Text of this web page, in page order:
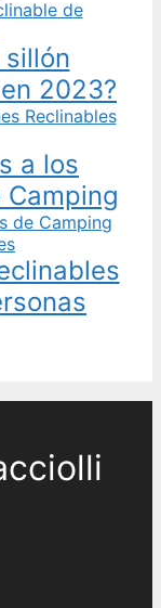
sillón
2023?
a los
Camping